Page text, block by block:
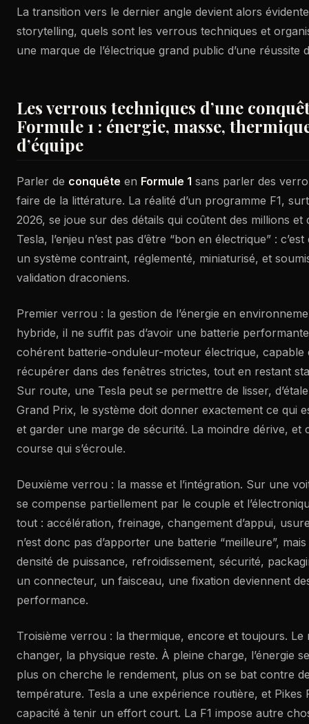
La transition vers le dernier angle devient alors
storytelling, quels sont les verrous techniques et
une marque de l’électrique grand public d’une réussite
Les verrous techniques d’une
Formule 1 : énergie, masse,
d’équipe
Parler de conquête en Formule 1 sans parler des
faire de la littérature. La réalité d’un programme F1,
2026, se joue sur des détails qui coûtent des millions et
Tesla, l’enjeu n’est pas d’être “bon en électrique” :
un système contraint, réglementé, miniaturisé, et
validation draconiens.
Premier verrou : la gestion de l’énergie en
hybride, il ne suffit pas d’avoir une batterie
cohérent batterie-onduleur-moteur électrique, capable
récupérer dans des fenêtres strictes, tout en restant
Sur route, une Tesla peut se permettre de lisser,
Grand Prix, le système doit donner exactement ce qui
et garder une marge de sécurité. La moindre dérive, et
course qui s’écroule.
Deuxième verrou : la masse et l’intégration. Sur une
se compense partiellement par le couple et
tout : accélération, freinage, changement d’appui,
n’est donc pas d’apporter une batterie “meilleure”,
densité de puissance, refroidissement, sécurité,
un connecteur, un faisceau, une fixation deviennent
performance.
Troisième verrou : la thermique, encore et toujours. Le
changer, la physique reste. À pleine charge, l’énergie
plus on cherche le rendement, plus on se bat contre
température. Tesla a une expérience routière, et Pikes
capacité à tenir un effort court. La F1 impose autre